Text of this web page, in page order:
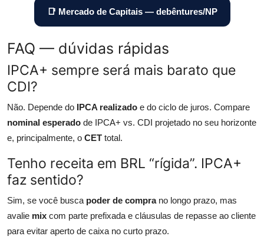
📑 Mercado de Capitais — debêntures/NP
FAQ — dúvidas rápidas
IPCA+ sempre será mais barato que
CDI?
Não. Depende do IPCA realizado e do ciclo de juros. Compare
nominal esperado de IPCA+ vs. CDI projetado no seu horizonte
e, principalmente, o CET total.
Tenho receita em BRL “rígida”. IPCA+
faz sentido?
Sim, se você busca poder de comprano longo prazo, mas
avalie mix com parte prefixada e cláusulas de repasse ao cliente
para evitar aperto de caixa no curto prazo.